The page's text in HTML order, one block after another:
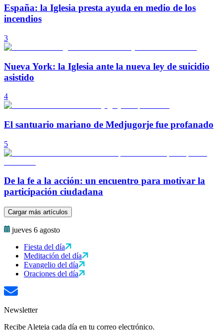
España: la Iglesia presta ayuda en medio de los
incendios
3
Nueva York: la Iglesia ante la nueva ley de suicidio
asistido
4
El santuario mariano de Medjugorje fue profanado
5
De la fe a la acción: un encuentro para motivar la
participación ciudadana
Cargar más artículos
jueves 6 agosto
Fiesta del día
Meditación del día
Evangelio del día
Oraciones del día
Newsletter
Recibe Aleteia cada día en tu correo electrónico.